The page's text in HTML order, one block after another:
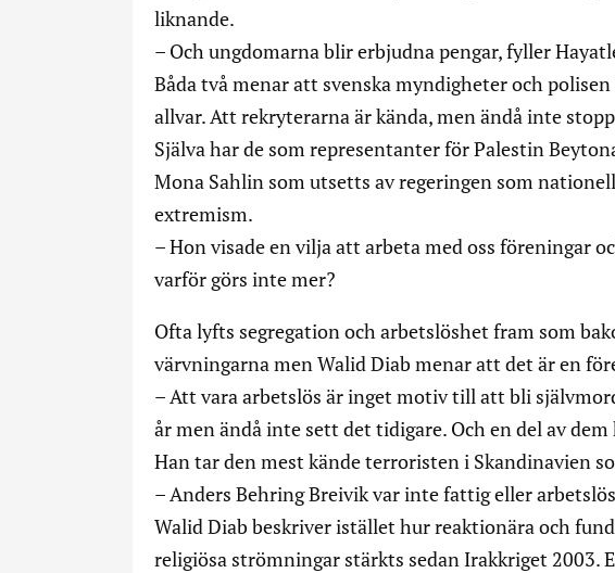
liknande.
– Och ungdomarna blir erbjudna pengar, fyller
Båda två menar att svenska myndigheter och
allvar. Att rekryterarna är kända, men ändå inte
Själva har de som representanter för Palestin
Mona Sahlin som utsetts av regeringen som
extremism.
– Hon visade en vilja att arbeta med oss föreningar
varför görs inte mer?
Ofta lyfts segregation och arbetslöshet fram som
värvningarna men Walid Diab menar att det är en
– Att vara arbetslös är inget motiv till att bli
år men ändå inte sett det tidigare. Och en del av
Han tar den mest kände terroristen i Skandinavien
– Anders Behring Breivik var inte fattig eller
Walid Diab beskriver istället hur reaktionära och
religiösa strömningar stärkts sedan Irakkriget 2003.